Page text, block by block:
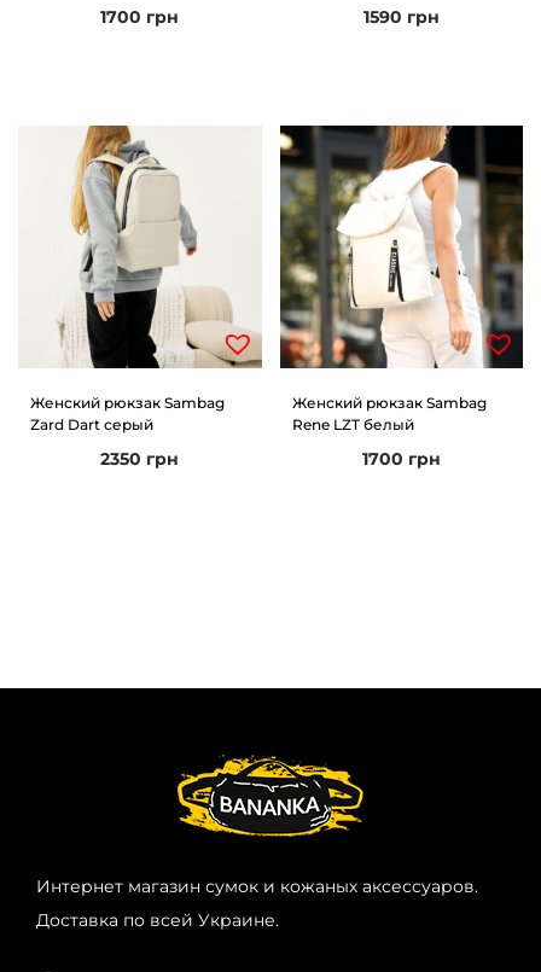
1700 грн 1590 грн
Женский рюкзак Sambag
Zard Dart серый
2350 грн
Женский рюкзак Sambag
Rene LZT белый
1700 грн
Интернет магазин сумок и кожаных аксессуаров.
Доставка по всей Украине.